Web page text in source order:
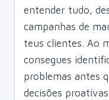
entender tudo,
campanhas de
teus clientes. Ao
consegues
problemas antes
decisões